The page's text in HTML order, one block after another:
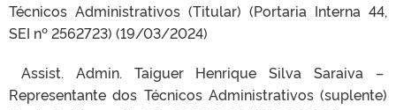
Técnicos Administrativos (Titular) (Portaria Interna 44,
SEI nº 2562723) (19/03/2024)
Assist. Admin. Taiguer Henrique Silva Saraiva –
Representante dos Técnicos Administrativos (suplente)